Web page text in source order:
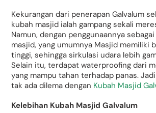
Kekurangan dari penerapan Galvalum
kubah masjid ialah gampang sekali
Namun, dengan penggunaannya
masjid, yang umumnya Masjid memiliki
tinggi, sehingga sirkulasi udara lebih
Selain itu, terdapat waterproofing dari
yang mampu tahan terhadap panas.
tak ada dilema dengan Kubah Masjid
Kelebihan Kubah Masjid Galvalum